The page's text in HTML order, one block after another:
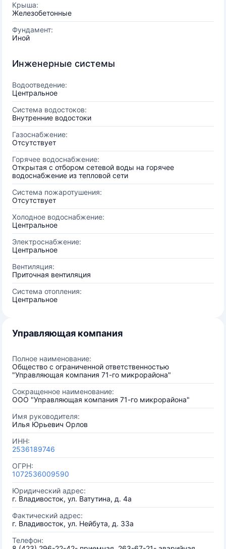
Крыша:
Железобетонные
Фундамент:
Иной
Инженерные системы
Водоотведение:
Центральное
Система водостоков:
Внутренние водостоки
Газоснабжение:
Отсутствует
Горячее водоснабжение:
Открытая с отбором сетевой воды на горячее
водоснабжение из тепловой сети
Система пожаротушения:
Отсутствует
Холодное водоснабжение:
Центральное
Электроснабжение:
Центральное
Вентиляция:
Приточная вентиляция
Система отопления:
Центральное
Управляющая компания
Полное наименование:
Общество с ограниченной ответственностью
"Управляющая компания 71-го микрорайона"
Сокращенное наименование:
ООО "Управляющая компания 71-го микрорайона"
Имя руководителя:
Илья Юрьевич Орлов
ИНН:
2536189746
ОГРН:
1072536009590
Юридический адрес:
г. Владивосток, ул. Ватутина, д. 4а
Фактический адрес:
г. Владивосток, ул. Нейбута, д. 33а
Телефон: